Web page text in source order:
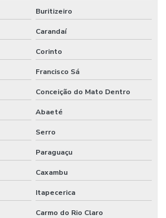
Buritizeiro
Carandaí
Corinto
Francisco Sá
Conceição do Mato Dentro
Abaeté
Serro
Paraguaçu
Caxambu
Itapecerica
Carmo do Rio Claro